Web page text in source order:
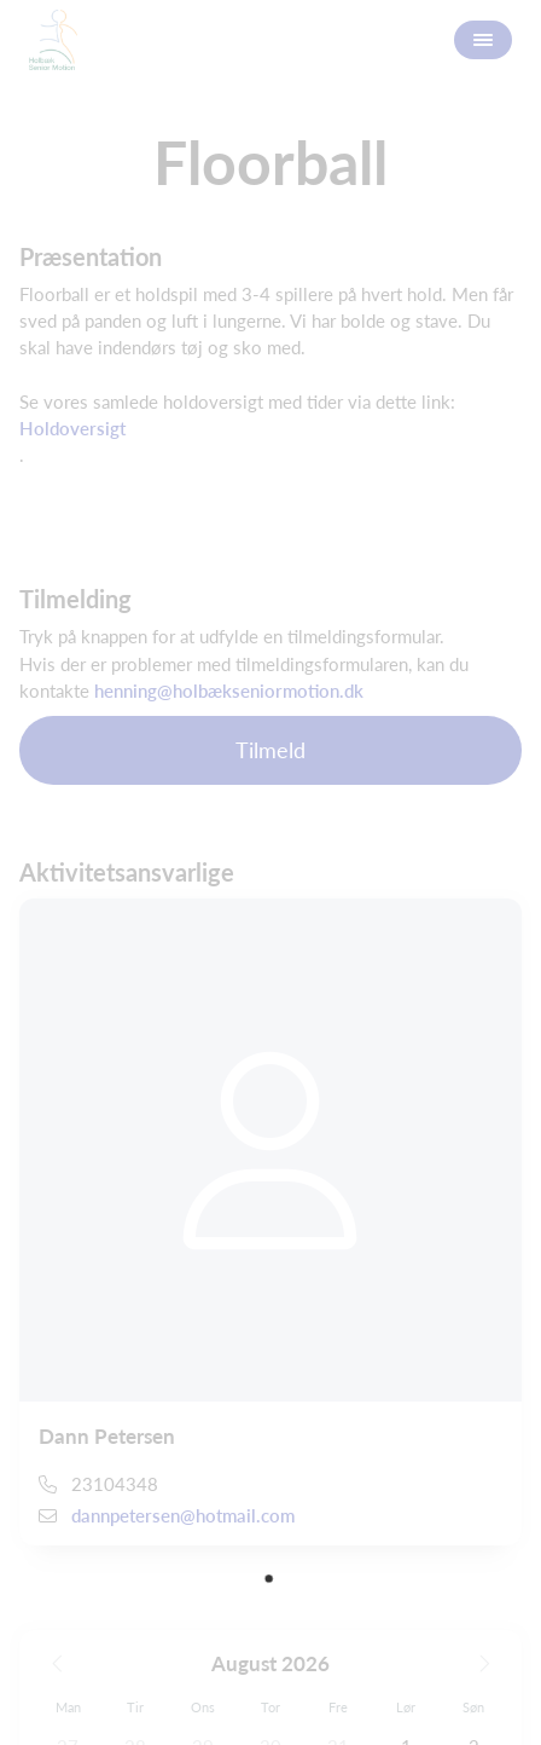
Floorball
Præsentation
Floorball er et holdspil med 3-4 spillere på hvert hold. Men får
sved på panden og luft i lungerne. Vi har bolde og stave. Du
skal have indendørs tøj og sko med.
Se vores samlede holdoversigt med tider via dette link:
Holdoversigt
Tilmelding
Tryk på knappen for at udfylde en tilmeldingsformular.
Hvis der er problemer med tilmeldingsformularen, kan du
kontakte henning@holbækseniormotion.dk
Tilmeld
Aktivitetsansvarlige
Dann Petersen
23104348
dannpetersen@hotmail.com
August 2026
Man Tir Ons Tor Fre Lør Søn